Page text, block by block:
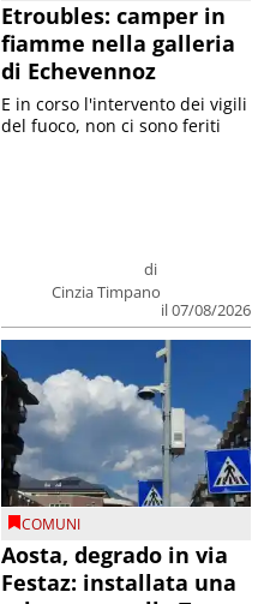
Etroubles: camper in
fiamme nella galleria
di Echevennoz
di
Cinzia Timpano
il 07/08/2026
E in corso l'intervento dei vigili
del fuoco, non ci sono feriti
COMUNI
Aosta, degrado in via
Festaz: installata una